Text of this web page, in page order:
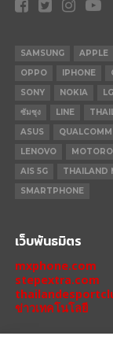
SAMSUNG APPLE
OPPO
IPHONE
SONY
NOKIA LG
ซัมซุง
LINE
ASUS
QUALCOMM
LENOVO
AIS 5G
THAILAND
SMARTPHONE
เว็บพันธมิตร
mxphone.com
stepextra.com
ข่าวเทคโนโลยี